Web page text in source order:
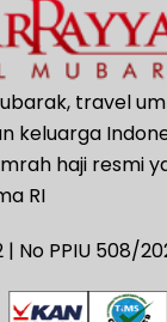
travel
keluarga
haji resmi
RI
No PPIU 508/